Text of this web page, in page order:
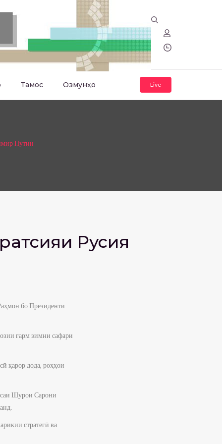
Тамос Озмунҳо Live
Путин
Русия
бо Президенти
гарм зимни сафари
қарор дода, роҳҳои
Шурои Сарони
стратегӣ ва